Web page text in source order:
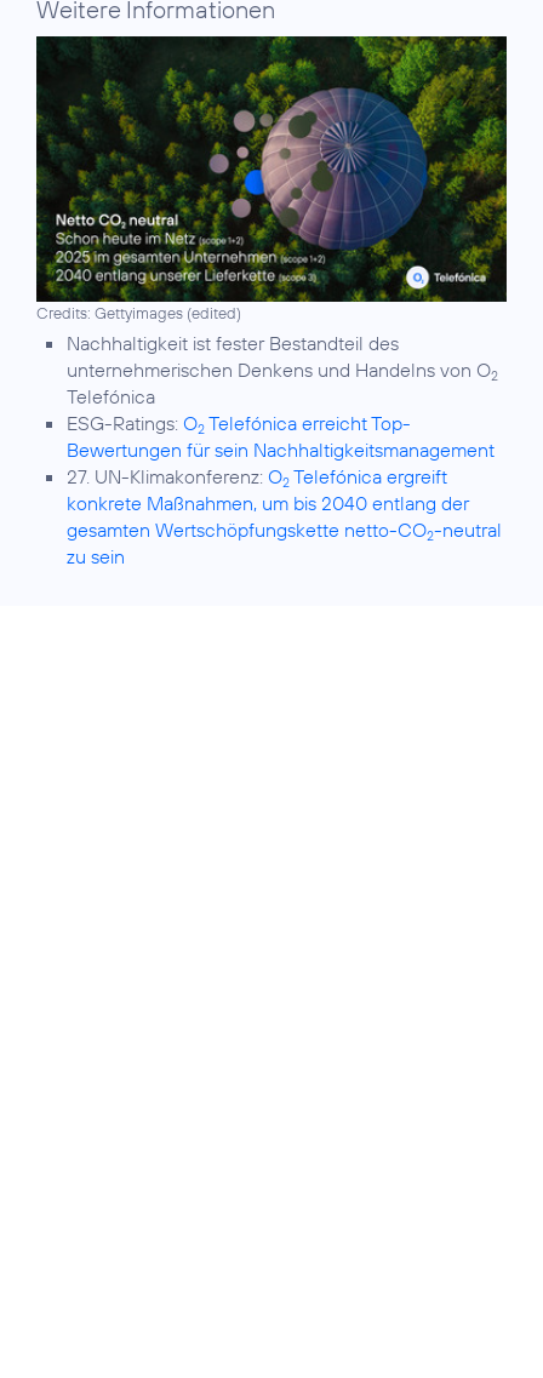
Weitere Informationen
Credits: Gettyimages (edited)
Nachhaltigkeit ist fester Bestandteil des
unternehmerischen Denkens und Handelns von O2
Telefónica
ESG-Ratings: O2 Telefónica erreicht Top-
Bewertungen für sein Nachhaltigkeitsmanagement
27. UN-Klimakonferenz: O2 Telefónica ergreift
konkrete Maßnahmen, um bis 2040 entlang der
gesamten Wertschöpfungskette netto-CO2-neutral
zu sein